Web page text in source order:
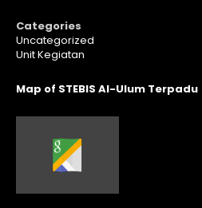
Categories
Uncategorized
Unit Kegiatan
Map of STEBIS Al-Ulum Terpadu